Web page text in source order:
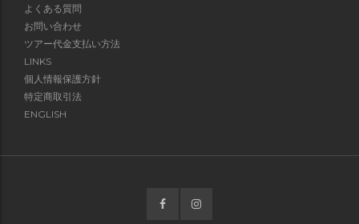
よくある質問
お問い合わせ
ツアー代金支払い方法
LINKS
個人情報保護方針
特定商取引法
ENGLISH